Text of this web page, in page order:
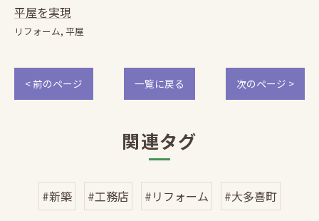
平屋を実現
リフォーム 平屋
< 前のページ 一覧に戻る 次のページ >
関連タグ
#新築 #工務店 #リフォーム #大多喜町